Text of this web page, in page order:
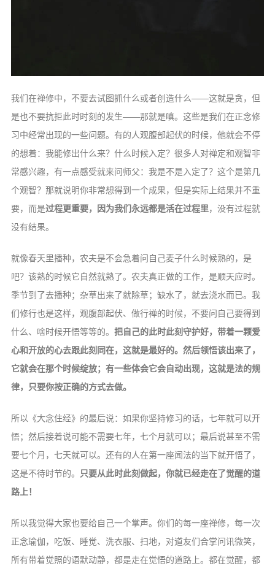
我们在禅修中，不要去试图抓什么或者创造什么——这就是贪，但
是也不要抗拒此时时刻的发生——那就是嗔。这些是我们在正念修
习中经常出现的一些问题。有的人观腹部起伏的时候，他就会不停
的想着：我能修出什么来？什么时候入定？很多人对禅定和观智非
常感兴趣，有一点感受就来问师父：我是不是入定了？这个是第几
个观智？那就说明你非常想得到一个成果，但是实际上结果并不重
要，而是过程更重要，因为我们永远都是活在过程里，没有过程就
没有结果。
就像春天里播种，农夫是不会急着问自己麦子什么时候熟的，是
吧？该熟的时候它自然就熟了。农夫真正做的工作，是顺天应时。
季节到了去播种；杂草出来了就除草；缺水了，就去浇水而已。我
们修行也是这样，观腹部起伏、做行禅的时候，不要问自己要得到
什么、啥时候开悟等等的。 把自己的此时此刻守护好，带着一颗爱
心和开放的心去跟此刻同在，这就是最好的。然后领悟该出来了，
它就会在那个时候绽放；有一些体会它会自动出现，这就是法的规
律，只要你按正确的方式去做。
所以《大念住经》的最后说：如果你坚持修习的话，七年就可以开
悟；然后接着说可能不需要七年，七个月就可以；最后说甚至不需
要七个月，七天就可以。还有的人在第一座闻法的当下就开悟了，
这是不待时节的。
只要从此时此刻做起，你就已经走在了觉醒的道
路上！
所以我觉得大家也要给自己一个掌声。你们的每一座禅修，每一次
正念瑜伽，吃饭、睡觉、洗衣服、扫地，对道友们合掌问讯微笑，
所有带着觉照的语默动静，都是走在觉悟的道路上。都在觉醒，都